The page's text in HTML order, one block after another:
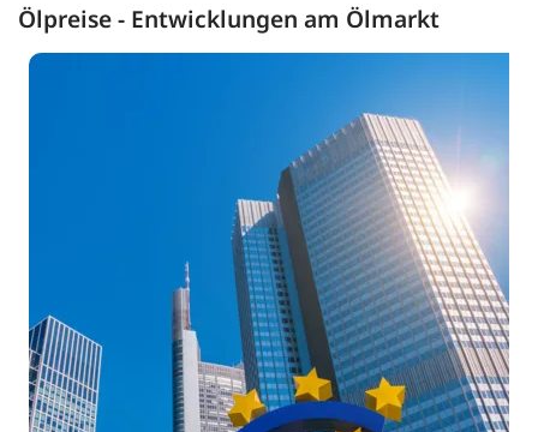
Ölpreise - Entwicklungen am Ölmarkt